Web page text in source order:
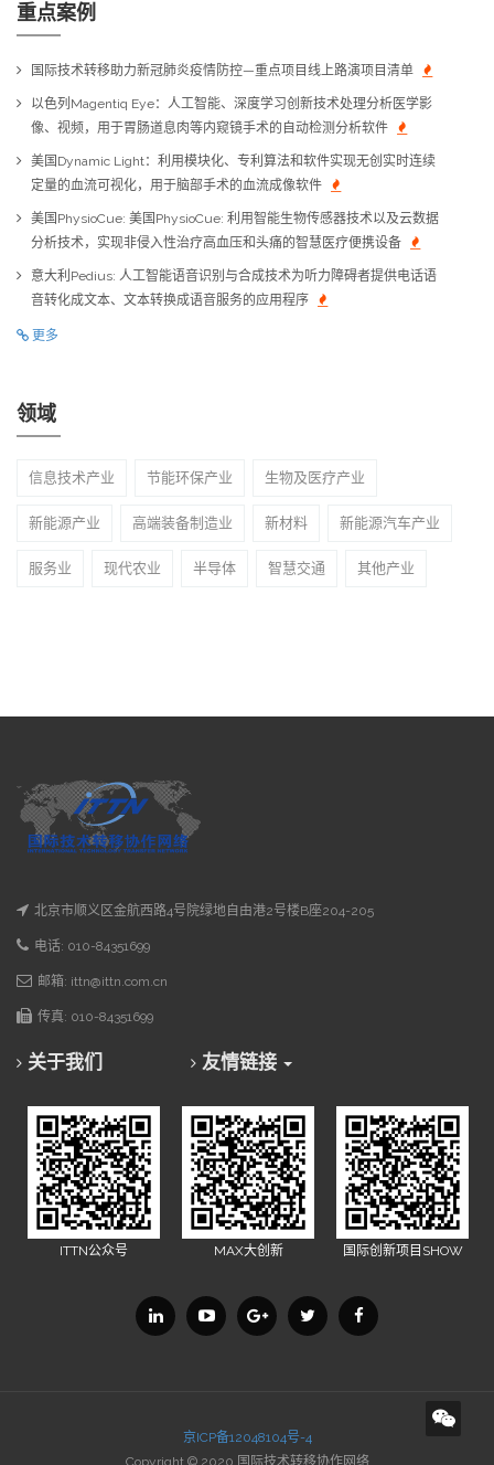
重点案例
国际技术转移助力新冠肺炎疫情防控—重点项目线上路演项目清单
以色列Magentiq Eye：人工智能、深度学习创新技术处理分析医学影
像、视频，用于胃肠道息肉等内窥镜手术的自动检测分析软件
美国Dynamic Light：利用模块化、专利算法和软件实现无创实时连续
定量的血流可视化，用于脑部手术的血流成像软件
美国PhysioCue: 美国PhysioCue: 利用智能生物传感器技术以及云数据
分析技术，实现非侵入性治疗高血压和头痛的智慧医疗便携设备
意大利Pedius: 人工智能语音识别与合成技术为听力障碍者提供电话语
音转化成文本、文本转换成语音服务的应用程序
更多
领域
信息技术产业 节能环保产业 生物及医疗产业
新能源产业 高端装备制造业 新材料 新能源汽车产业
服务业 现代农业 半导体 智慧交通 其他产业
北京市顺义区金航西路4号院绿地自由港2号楼B座204-205
电话: 010-84351699
邮箱: ittn@ittn.com.cn
传真: 010-84351699
关于我们 友情链接
ITTN公众号 MAX大创新 国际创新项目SHOW
京ICP备12048104号-4